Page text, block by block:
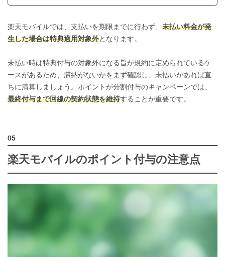
楽天モバイルでは、支払いを期限までに行わず、 未払い料金が発
生した場合は特典適用対象外となります。
未払い時は特典付与の対象外になる旨が規約に定められているケ
ースがあるため、滞納がないかをまず確認し、未払いがあれば直
ちに清算しましょう。ポイントが分割付与のキャンペーンでは、
最終付与まで回線の契約状態を維持することが重要です。
楽天モバイルのポイント付与の注意点